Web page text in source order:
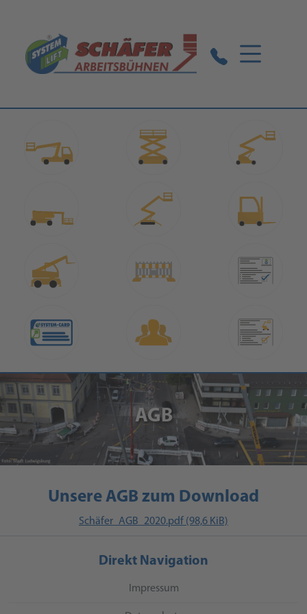
Markgröningen:07145 / 5242
AGB
Unsere AGB zum Download
Schäfer_AGB_2020.pdf (98,6 KiB)
Direkt Navigation
Impressum